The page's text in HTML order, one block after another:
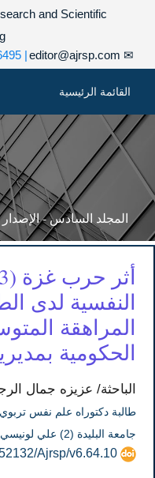
and Scientific
✉
المجلد السادس - الإصدار
النفسية لدى
المراهقة
الحكومية
الباحثة/ عزيزه جمال
طالبة دكتوراه علم نفس تربوي،
جامعة البليدة (2) علي لونيسي، الخليل، فلسطين
Ajrsp/v6.64.10